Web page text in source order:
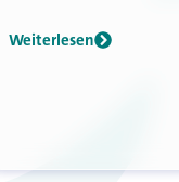
Weiterlesen